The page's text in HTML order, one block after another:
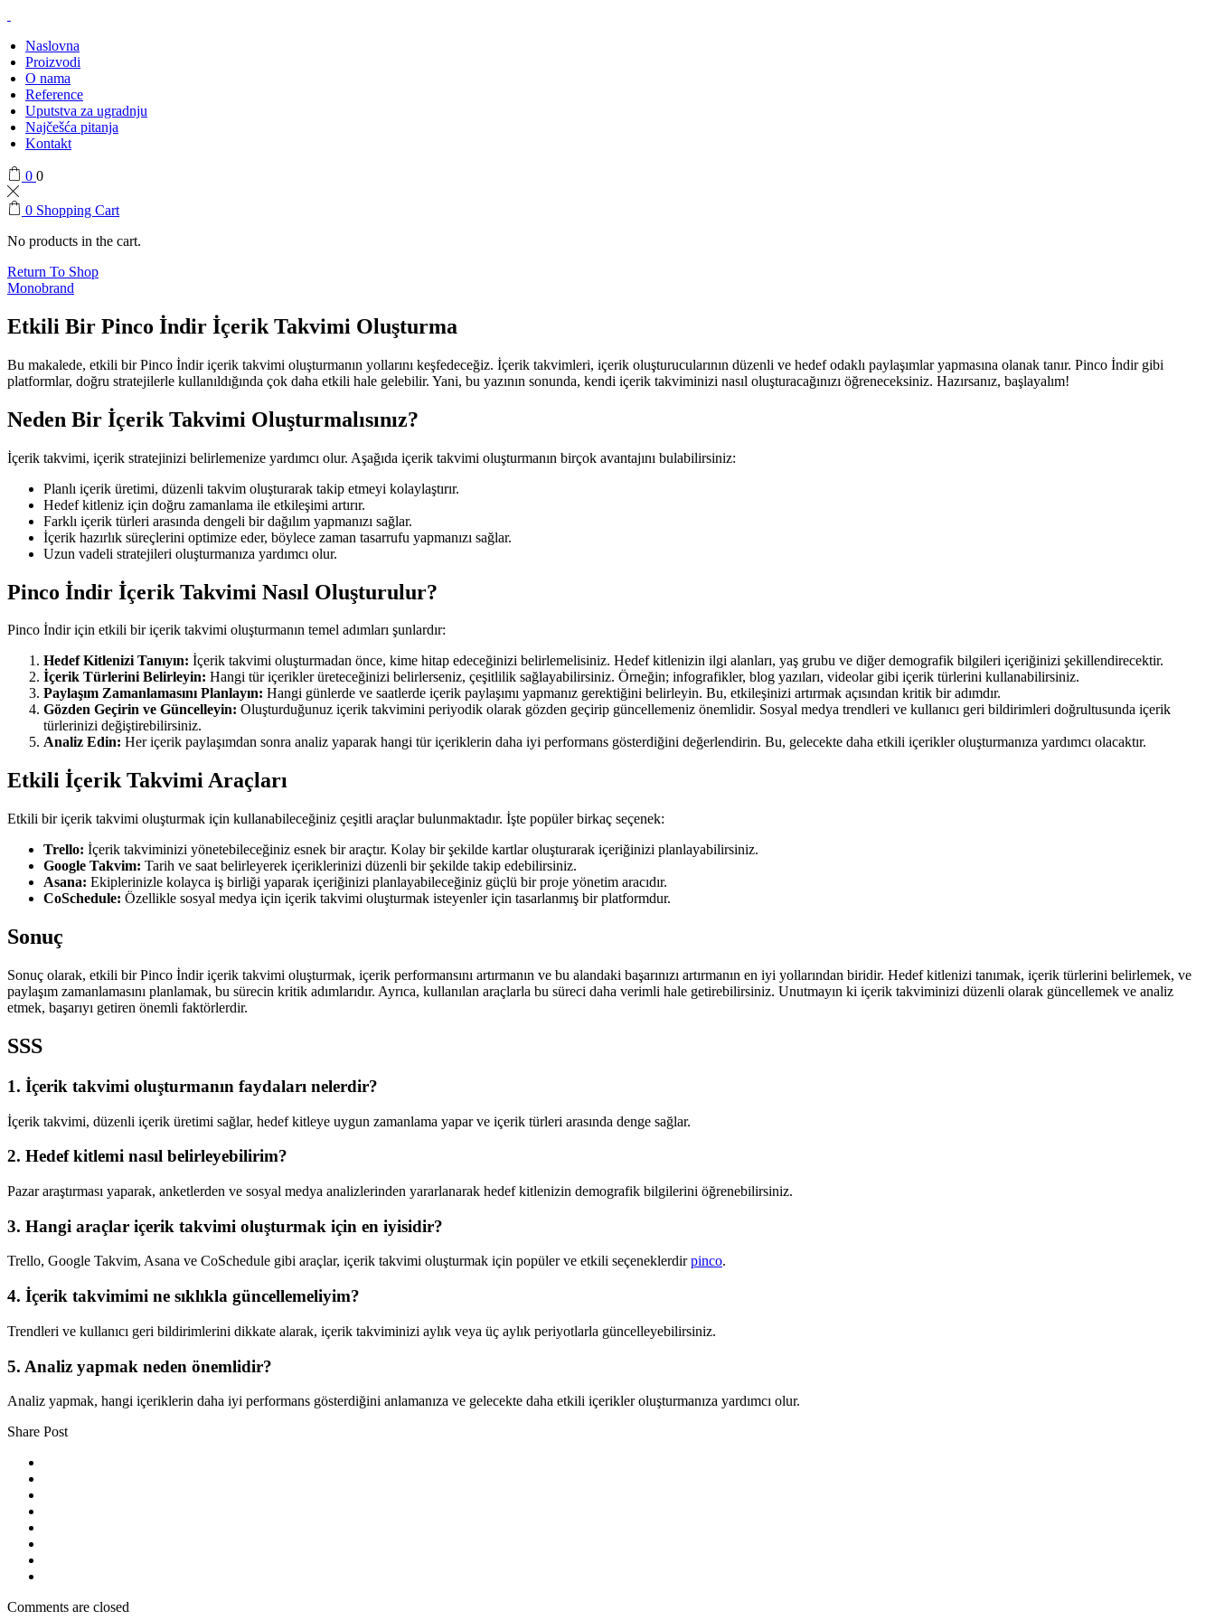
Naslovna
Proizvodi
O nama
Reference
Uputstva za ugradnju
Najčešća pitanja
Kontakt
0 0
0 Shopping Cart
No products in the cart.
Return To Shop
Monobrand
Etkili Bir Pinco İndir İçerik Takvimi Oluşturma
Bu makalede, etkili bir Pinco İndir içerik takvimi oluşturmanın yollarını keşfedeceğiz. İçerik takvimleri, içerik oluşturucularının düzenli ve hedef odaklı paylaşımlar yapmasına olanak tanır. Pinco İndir gibi
platformlar, doğru stratejilerle kullanıldığında çok daha etkili hale gelebilir. Yani, bu yazının sonunda, kendi içerik takviminizi nasıl oluşturacağınızı öğreneceksiniz. Hazırsanız, başlayalım!
Neden Bir İçerik Takvimi Oluşturmalısınız?
İçerik takvimi, içerik stratejinizi belirlemenize yardımcı olur. Aşağıda içerik takvimi oluşturmanın birçok avantajını bulabilirsiniz:
Planlı içerik üretimi, düzenli takvim oluşturarak takip etmeyi kolaylaştırır.
Hedef kitleniz için doğru zamanlama ile etkileşimi artırır.
Farklı içerik türleri arasında dengeli bir dağılım yapmanızı sağlar.
İçerik hazırlık süreçlerini optimize eder, böylece zaman tasarrufu yapmanızı sağlar.
Uzun vadeli stratejileri oluşturmanıza yardımcı olur.
Pinco İndir İçerik Takvimi Nasıl Oluşturulur?
Pinco İndir için etkili bir içerik takvimi oluşturmanın temel adımları şunlardır:
Hedef Kitlenizi Tanıyın: İçerik takvimi oluşturmadan önce, kime hitap edeceğinizi belirlemelisiniz. Hedef kitlenizin ilgi alanları, yaş grubu ve diğer demografik bilgileri içeriğinizi şekillendirecektir.
İçerik Türlerini Belirleyin: Hangi tür içerikler üreteceğinizi belirlerseniz, çeşitlilik sağlayabilirsiniz. Örneğin; infografikler, blog yazıları, videolar gibi içerik türlerini kullanabilirsiniz.
Paylaşım Zamanlamasını Planlayın: Hangi günlerde ve saatlerde içerik paylaşımı yapmanız gerektiğini belirleyin. Bu, etkileşinizi artırmak açısından kritik bir adımdır.
Gözden Geçirin ve Güncelleyin: Oluşturduğunuz içerik takvimini periyodik olarak gözden geçirip güncellemeniz önemlidir. Sosyal medya trendleri ve kullanıcı geri bildirimleri doğrultusunda içerik
türlerinizi değiştirebilirsiniz.
Analiz Edin: Her içerik paylaşımdan sonra analiz yaparak hangi tür içeriklerin daha iyi performans gösterdiğini değerlendirin. Bu, gelecekte daha etkili içerikler oluşturmanıza yardımcı olacaktır.
Etkili İçerik Takvimi Araçları
Etkili bir içerik takvimi oluşturmak için kullanabileceğiniz çeşitli araçlar bulunmaktadır. İşte popüler birkaç seçenek:
Trello: İçerik takviminizi yönetebileceğiniz esnek bir araçtır. Kolay bir şekilde kartlar oluşturarak içeriğinizi planlayabilirsiniz.
Google Takvim: Tarih ve saat belirleyerek içeriklerinizi düzenli bir şekilde takip edebilirsiniz.
Asana: Ekiplerinizle kolayca iş birliği yaparak içeriğinizi planlayabileceğiniz güçlü bir proje yönetim aracıdır.
CoSchedule: Özellikle sosyal medya için içerik takvimi oluşturmak isteyenler için tasarlanmış bir platformdur.
Sonuç
Sonuç olarak, etkili bir Pinco İndir içerik takvimi oluşturmak, içerik performansını artırmanın ve bu alandaki başarınızı artırmanın en iyi yollarından biridir. Hedef kitlenizi tanımak, içerik türlerini belirlemek, ve
paylaşım zamanlamasını planlamak, bu sürecin kritik adımlarıdır. Ayrıca, kullanılan araçlarla bu süreci daha verimli hale getirebilirsiniz. Unutmayın ki içerik takviminizi düzenli olarak güncellemek ve analiz
etmek, başarıyı getiren önemli faktörlerdir.
SSS
1. İçerik takvimi oluşturmanın faydaları nelerdir?
İçerik takvimi, düzenli içerik üretimi sağlar, hedef kitleye uygun zamanlama yapar ve içerik türleri arasında denge sağlar.
2. Hedef kitlemi nasıl belirleyebilirim?
Pazar araştırması yaparak, anketlerden ve sosyal medya analizlerinden yararlanarak hedef kitlenizin demografik bilgilerini öğrenebilirsiniz.
3. Hangi araçlar içerik takvimi oluşturmak için en iyisidir?
Trello, Google Takvim, Asana ve CoSchedule gibi araçlar, içerik takvimi oluşturmak için popüler ve etkili seçeneklerdirpinco.
4. İçerik takvimimi ne sıklıkla güncellemeliyim?
Trendleri ve kullanıcı geri bildirimlerini dikkate alarak, içerik takviminizi aylık veya üç aylık periyotlarla güncelleyebilirsiniz.
5. Analiz yapmak neden önemlidir?
Analiz yapmak, hangi içeriklerin daha iyi performans gösterdiğini anlamanıza ve gelecekte daha etkili içerikler oluşturmanıza yardımcı olur.
Share Post
Comments are closed